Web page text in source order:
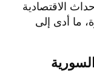
الاقتصادية
ما أدى إلى